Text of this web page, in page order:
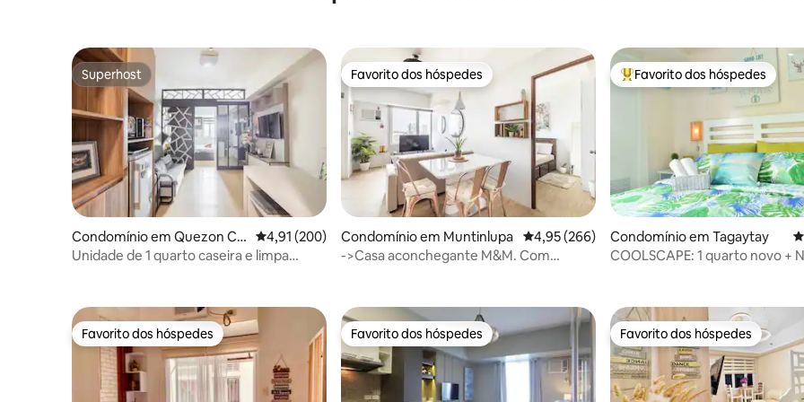
Superhost
Superhost
Condomínio em Quezon Cit
y
Classificação média de 4,91 em 5 estrelas, 200avaliações
4,91 (200)
Unidade de 1 quarto caseira e limpa
Favorito dos hóspedes
Favorito dos hóspedes
Condomínio em Muntinlupa Classificação média de 4,95 em 5 estrelas,
4,95 (266)
->Casa aconchegante M&M. Com
Favoritos dos hóspedes mais
Favorito dos hóspedes
Condomínio em Tagaytay
COOLSCAPE: 1 quarto novo +
Favorito dos hóspedes
Favorito dos hóspedes Favorito dos hóspedes
Favorito dos hóspedes Favorito dos hóspedes
Favorito dos hóspedes